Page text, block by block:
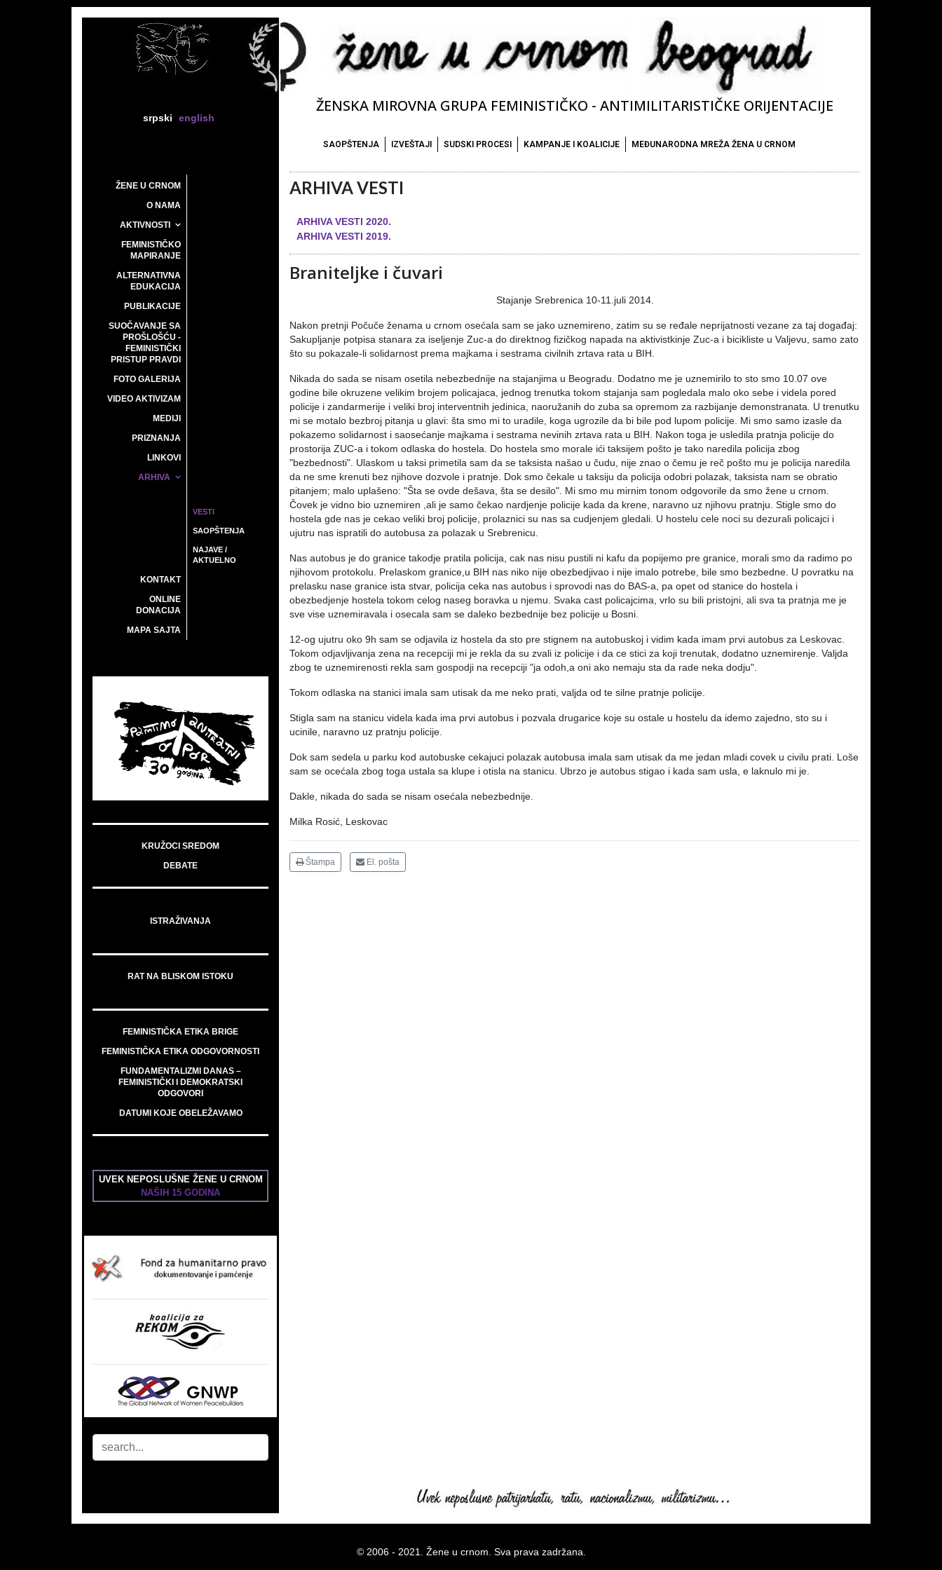
srpski english
ŽENSKA MIROVNA GRUPA FEMINISTIČKO - ANTIMILITARISTIČKE ORIJENTACIJE
SAOPŠTENJA IZVEŠTAJI SUDSKI PROCESI KAMPANJE I KOALICIJE MEĐUNARODNA MREŽA ŽENA U CRNOM
ŽENE U CRNOM
O NAMA
AKTIVNOSTI
FEMINISTIČKO
MAPIRANJE
ALTERNATIVNA
EDUKACIJA
PUBLIKACIJE
SUOČAVANJE SA
PROŠLOŠĆU -
FEMINISTIČKI
PRISTUP PRAVDI
FOTO GALERIJA
VIDEO AKTIVIZAM
MEDIJI
PRIZNANJA
LINKOVI
ARHIVA
VESTI
SAOPŠTENJA
NAJAVE /
AKTUELNO
KONTAKT
ONLINE
DONACIJA
MAPA SAJTA
KRUŽOCI SREDOM
DEBATE
ISTRAŽIVANJA
RAT NA BLISKOM ISTOKU
FEMINISTIČKA ETIKA BRIGE
FEMINISTIČKA ETIKA ODGOVORNOSTI
FUNDAMENTALIZMI DANAS –
FEMINISTIČKI I DEMOKRATSKI
ODGOVORI
DATUMI KOJE OBELEŽAVAMO
UVEK NEPOSLUŠNE ŽENE U CRNOM
NAŠIH 15 GODINA
ARHIVA VESTI
ARHIVA VESTI 2020.
ARHIVA VESTI 2019.
Braniteljke i čuvari
Stajanje Srebrenica 10-11.juli 2014.
Nakon pretnji Počuče ženama u crnom osećala sam se jako uznemireno, zatim su se ređale neprijatnosti vezane za taj događaj:
Sakupljanje potpisa stanara za iseljenje Zuc-a do direktnog fizičkog napada na aktivistkinje Zuc-a i bicikliste u Valjevu, samo zato
što su pokazale-li solidarnost prema majkama i sestrama civilnih zrtava rata u BIH.
Nikada do sada se nisam osetila nebezbednije na stajanjima u Beogradu. Dodatno me je uznemirilo to sto smo 10.07 ove
godine bile okruzene velikim brojem policajaca, jednog trenutka tokom stajanja sam pogledala malo oko sebe i videla pored
policije i zandarmerije i veliki broj interventnih jedinica, naoružanih do zuba sa opremom za razbijanje demonstranata. U trenutku
mi se motalo bezbroj pitanja u glavi: šta smo mi to uradile, koga ugrozile da bi bile pod lupom policije. Mi smo samo izasle da
pokazemo solidarnost i saosećanje majkama i sestrama nevinih zrtava rata u BIH. Nakon toga je usledila pratnja policije do
prostorija ZUC-a i tokom odlaska do hostela. Do hostela smo morale ići taksijem pošto je tako naredila policija zbog
"bezbednosti". Ulaskom u taksi primetila sam da se taksista našao u čudu, nije znao o čemu je reč pošto mu je policija naredila
da ne sme krenuti bez njihove dozvole i pratnje. Dok smo čekale u taksiju da policija odobri polazak, taksista nam se obratio
pitanjem; malo uplašeno: "Šta se ovde dešava, šta se desilo". Mi smo mu mirnim tonom odgovorile da smo žene u crnom.
Čovek je vidno bio uznemiren ,ali je samo čekao nardjenje policije kada da krene, naravno uz njihovu pratnju. Stigle smo do
hostela gde nas je cekao veliki broj policije, prolaznici su nas sa cudjenjem gledali. U hostelu cele noci su dezurali policajci i
ujutru nas ispratili do autobusa za polazak u Srebrenicu.
Nas autobus je do granice takodje pratila policija, cak nas nisu pustili ni kafu da popijemo pre granice, morali smo da radimo po
njihovom protokolu. Prelaskom granice,u BIH nas niko nije obezbedjivao i nije imalo potrebe, bile smo bezbedne. U povratku na
prelasku nase granice ista stvar, policija ceka nas autobus i sprovodi nas do BAS-a, pa opet od stanice do hostela i
obezbedjenje hostela tokom celog naseg boravka u njemu. Svaka cast policajcima, vrlo su bili pristojni, ali sva ta pratnja me je
sve vise uznemiravala i osecala sam se daleko bezbednije bez policije u Bosni.
12-og ujutru oko 9h sam se odjavila iz hostela da sto pre stignem na autobuskoj i vidim kada imam prvi autobus za Leskovac.
Tokom odjavljivanja zena na recepciji mi je rekla da su zvali iz policije i da ce stici za koji trenutak, dodatno uznemirenje. Valjda
zbog te uznemirenosti rekla sam gospodji na recepciji "ja odoh,a oni ako nemaju sta da rade neka dodju".
Tokom odlaska na stanici imala sam utisak da me neko prati, valjda od te silne pratnje policije.
Stigla sam na stanicu videla kada ima prvi autobus i pozvala drugarice koje su ostale u hostelu da idemo zajedno, sto su i
ucinile, naravno uz pratnju policije.
Dok sam sedela u parku kod autobuske cekajuci polazak autobusa imala sam utisak da me jedan mladi covek u civilu prati. Loše
sam se ocećala zbog toga ustala sa klupe i otisla na stanicu. Ubrzo je autobus stigao i kada sam usla, e laknulo mi je.
Dakle, nikada do sada se nisam osećala nebezbednije.
Milka Rosić, Leskovac
Štampa El. pošta
© 2006 - 2021. Žene u crnom. Sva prava zadržana.